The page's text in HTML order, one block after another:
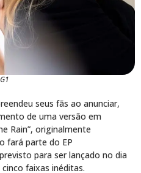
G1
seus fãs ao anunciar,
de uma versão em
Rain”, originalmente
fará parte do EP
para ser lançado no dia
faixas inéditas.